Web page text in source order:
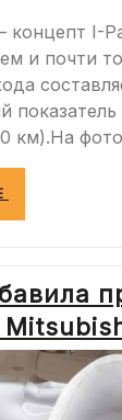
I-
и почти
км).На
ЗАПАС
ХОДА
I-
PACE»